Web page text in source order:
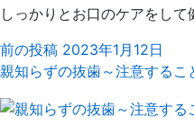
しっかりとお口のケアをして
前の投稿 2023年1月12日
親知らずの抜歯～注意するこ